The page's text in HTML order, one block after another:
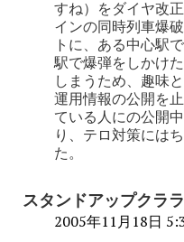
すね）をダイヤ改
インの同時列車爆
トに、ある中心駅
駅で爆弾をしかけ
しまうため、趣味
運用情報の公開を
ている人にの公開
り、テロ対策には
た。
スタンドアップクララ
2005年11月18日